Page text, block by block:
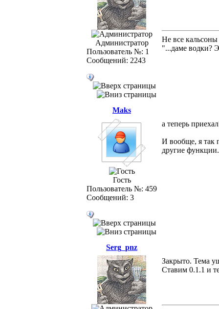
Администратор
Пользователь №: 1
Сообщений: 2243
Не все
"...даме водки?
Maks
Гость
Пользователь №: 459
Сообщений: 3
а теперь
И вообще, я так
другие
Serg_pnz
Закрыто. Тема
Ставим 0.1.1 и